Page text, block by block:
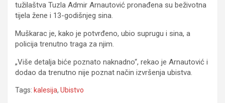
tužilaštva Tuzla Admir Arnautović pronađena su beživotna
tijela žene i 13-godišnjeg sina.
Muškarac je, kako je potvrđeno, ubio suprugu i sina, a
policija trenutno traga za njim.
„Više detalja biće poznato naknadno“, rekao je Arnautović i
dodao da trenutno nije poznat način izvršenja ubistva.
Tags: kalesija, Ubistvo